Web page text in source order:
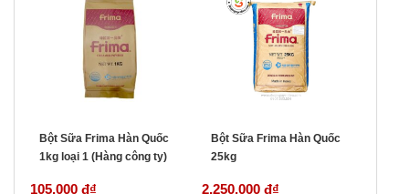
Bột Sữa Frima Hàn Quốc
1kg loại 1 (Hàng công ty)
105,000 đ₫
Bột Sữa Frima Hàn Quốc
25kg
2,250,000 đ₫